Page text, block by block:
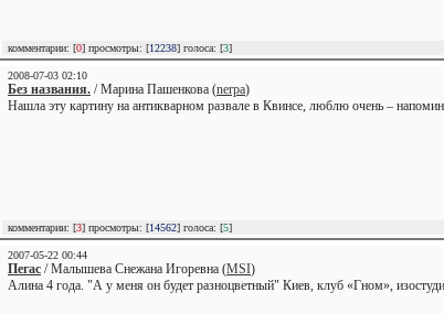
комментарии: [0] просмотры: [12238] голоса: [3]
2008-07-03 02:10
Без названия. / Марина Пашенкова (nerpa)
Нашла эту картину на антикварном развале в Квинсе, люблю очень –
комментарии: [3] просмотры: [14562] голоса: [5]
2007-05-22 00:44
Пегас / Малышева Снежана Игоревна (MSI)
Алина 4 года. "А у меня он будет разноцветный" Киев, клуб «Гном»,